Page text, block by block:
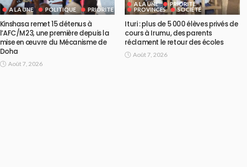
A LA UNE POLITIQUE PRIORITE
Kinshasa remet 15 détenus à
l’AFC/M23, une première depuis la
mise en œuvre du Mécanisme de
Doha
Août 7, 2026
A LA UNE
PRIORITE
PROVINCES
SOCIÉTÉ
Ituri : plus de 5 000 élèves privés de
cours à Irumu, des parents
réclament le retour des écoles
Août 7, 2026